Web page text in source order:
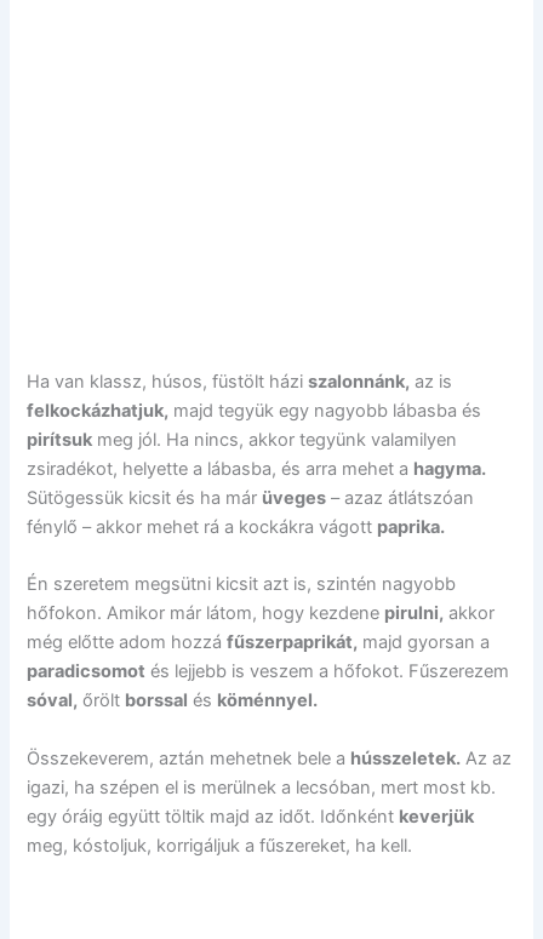
Ha van klassz, húsos, füstölt háziszalonnánk, az is
felkockázhatjuk, majd tegyük egy nagyobb lábasba és
pirítsuk meg jól. Ha nincs, akkor tegyünk valamilyen
zsiradékot, helyette a lábasba, és arra mehet a hagyma.
Sütögessük kicsit és ha már üveges – azaz átlátszóan
fénylő – akkor mehet rá a kockákra vágott paprika.
Én szeretem megsütni kicsit azt is, szintén nagyobb
hőfokon. Amikor már látom, hogy kezdene pirulni, akkor
még előtte adom hozzáfűszerpaprikát, majd gyorsan a
paradicsomot és lejjebb is veszem a hőfokot. Fűszerezem
sóval, őrölt borssal és köménnyel.
Összekeverem, aztán mehetnek bele a hússzeletek. Az az
igazi, ha szépen el is merülnek a lecsóban, mert most kb.
egy óráig együtt töltik majd az időt. Időnként keverjük
meg, kóstoljuk, korrigáljuk a fűszereket, ha kell.